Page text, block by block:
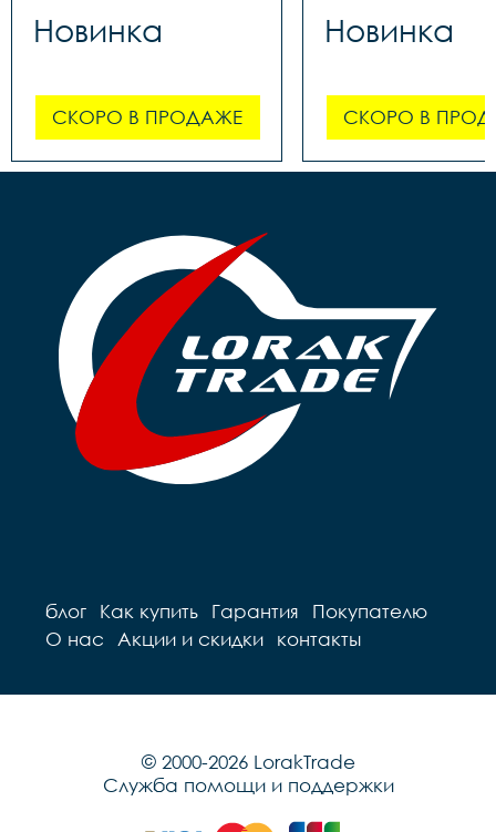
Новинка
СКОРО В ПРОДАЖЕ
Новинка
СКОРО В
блог Как купить Гарантия
Покупателю
О нас
Акции и скидки контакты
© 2000-2026 LorakTrade
Служба помощи и поддержки